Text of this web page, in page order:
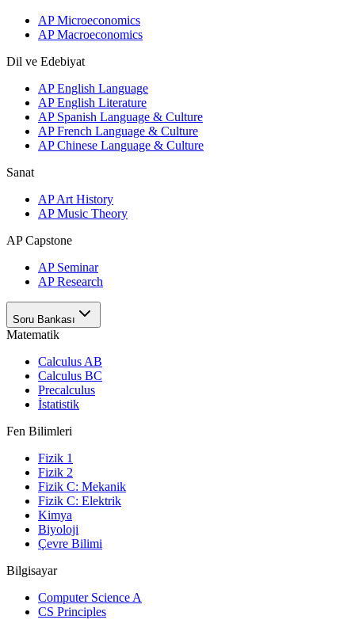
AP Microeconomics
AP Macroeconomics
Dil ve Edebiyat
AP English Language
AP English Literature
AP Spanish Language & Culture
AP French Language & Culture
AP Chinese Language & Culture
Sanat
AP Art History
AP Music Theory
AP Capstone
AP Seminar
AP Research
Soru Bankası
Matematik
Calculus AB
Calculus BC
Precalculus
İstatistik
Fen Bilimleri
Fizik 1
Fizik 2
Fizik C: Mekanik
Fizik C: Elektrik
Kimya
Biyoloji
Çevre Bilimi
Bilgisayar
Computer Science A
CS Principles